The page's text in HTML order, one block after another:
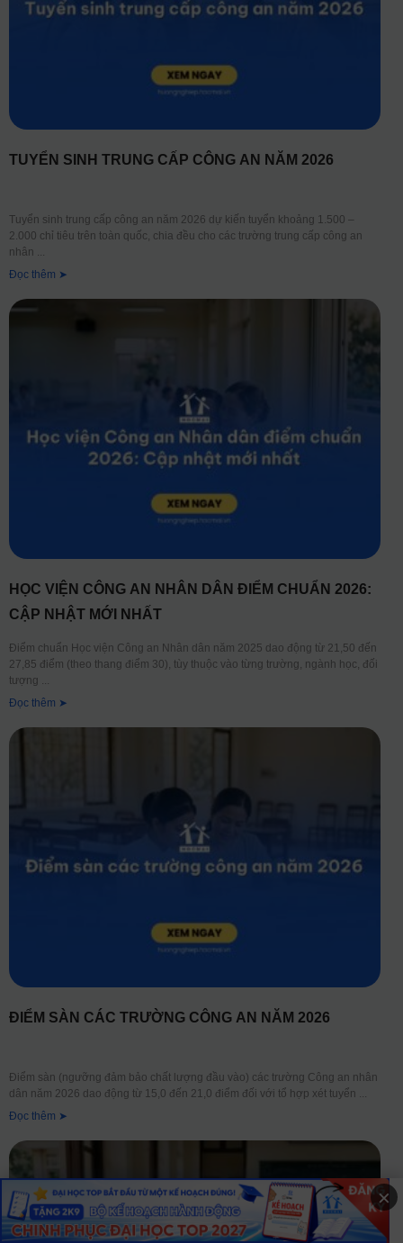
TUYỂN SINH TRUNG CẤP CÔNG AN NĂM 2026
Tuyển sinh trung cấp công an năm 2026 dự kiến tuyển khoảng 1.500 –
2.000 chỉ tiêu trên toàn quốc, chia đều cho các trường trung cấp công an
nhân
Đọc thêm ➤
HỌC VIỆN CÔNG AN NHÂN DÂN ĐIỂM CHUẨN 2026:
CẬP NHẬT MỚI NHẤT
Điểm chuẩn Học viện Công an Nhân dân năm 2025 dao động từ 21,50 đến
27,85 điểm (theo thang điểm 30), tùy thuộc vào từng trường, ngành học, đối
tượng
Đọc thêm ➤
ĐIỂM SÀN CÁC TRƯỜNG CÔNG AN NĂM 2026
Điểm sàn (ngưỡng đảm bảo chất lượng đầu vào) các trường Công an nhân
dân năm 2026 dao động từ 15,0 đến 21,0 điểm đối với tổ hợp xét tuyển
Đọc thêm ➤
×